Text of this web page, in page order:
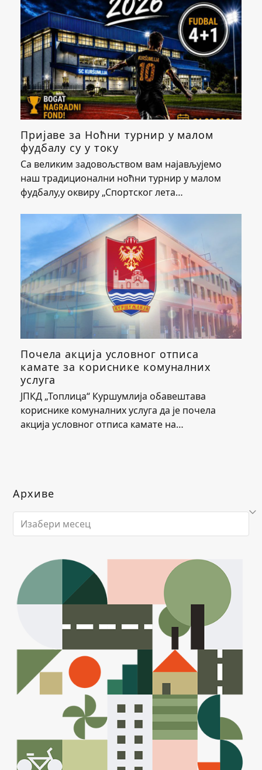
Пријаве за Ноћни турнир у малом
фудбалу су у току
Са великим задовољством вам најављујемо
наш традиционални ноћни турнир у малом
фудбалу,у оквиру „Спортског лета…
Почела акција условног отписа
камате за кориснике комуналних
услуга
ЈПКД „Топлица“ Куршумлија обавештава
кориснике комуналних услуга да је почела
акција условног отписа камате на…
Архиве
Архиве